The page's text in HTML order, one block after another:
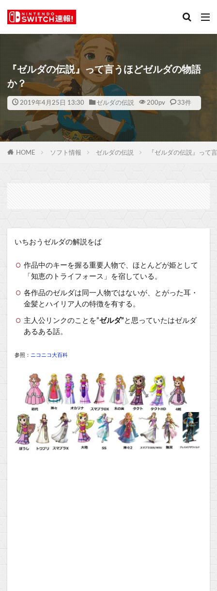
『ゼルダの伝説』って言うほどゼルダの物語
か？
2019年4月25日 13:30 ゼルダの伝説 200pv 33件
HOME ソフト情報 ゼルダの伝説 『ゼルダの伝説』って
いちおうゼルダの解説をば
作品中のキーを握る重要人物で、ほとんどが姫として
「知恵のトライフォース」を宿している。
各作品のゼルダは同一人物ではないが、とがった耳・
金髪とハイリア人の特徴を有する。
主人公リンクのことを”ゼルダ”と思っていたはゼルダ
あるある話。
参照： ニコニコ大百科